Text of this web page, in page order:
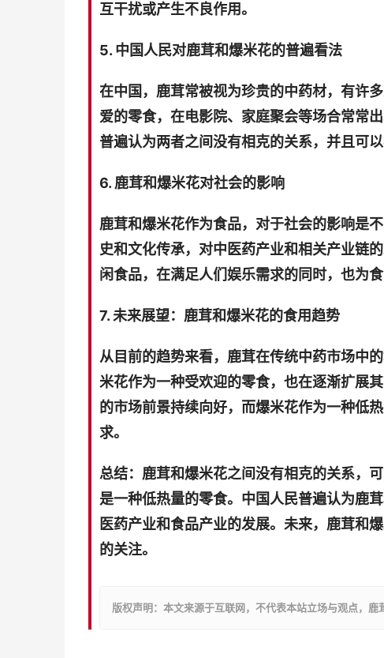
互干扰或产生不良作用。
5. 中国人民对鹿茸和爆米花的普遍看法
在中国，鹿茸常被视为珍贵的中药材，有许
爱的零食，在电影院、家庭聚会等场合常常
普遍认为两者之间没有相克的关系，并且可
6. 鹿茸和爆米花对社会的影响
鹿茸和爆米花作为食品，对于社会的影响是
史和文化传承，对中医药产业和相关产业链
闲食品，在满足人们娱乐需求的同时，也为
7. 未来展望：鹿茸和爆米花的食用趋势
从目前的趋势来看，鹿茸在传统中药市场中
米花作为一种受欢迎的零食，也在逐渐扩展
的市场前景持续向好，而爆米花作为一种低
求。
总结：鹿茸和爆米花之间没有相克的关系，
是一种低热量的零食。中国人民普遍认为鹿
医药产业和食品产业的发展。未来，鹿茸和
的关注。
版权声明：本文来源于互联网，不代表本站立场与观点，